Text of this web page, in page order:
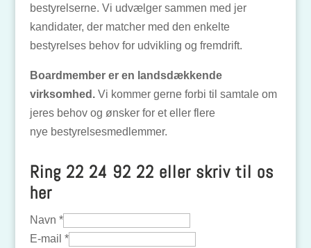
bestyrelserne. Vi udvælger sammen med jer
kandidater, der matcher med den enkelte
bestyrelses behov for udvikling og fremdrift.
Boardmember er en landsdækkende
virksomhed.Vi kommer gerne forbi til samtale om
jeres behov og ønsker for et eller flere
nye bestyrelsesmedlemmer.
Ring 22 24 92 22 eller skriv til os
her
Navn *
E-mail *